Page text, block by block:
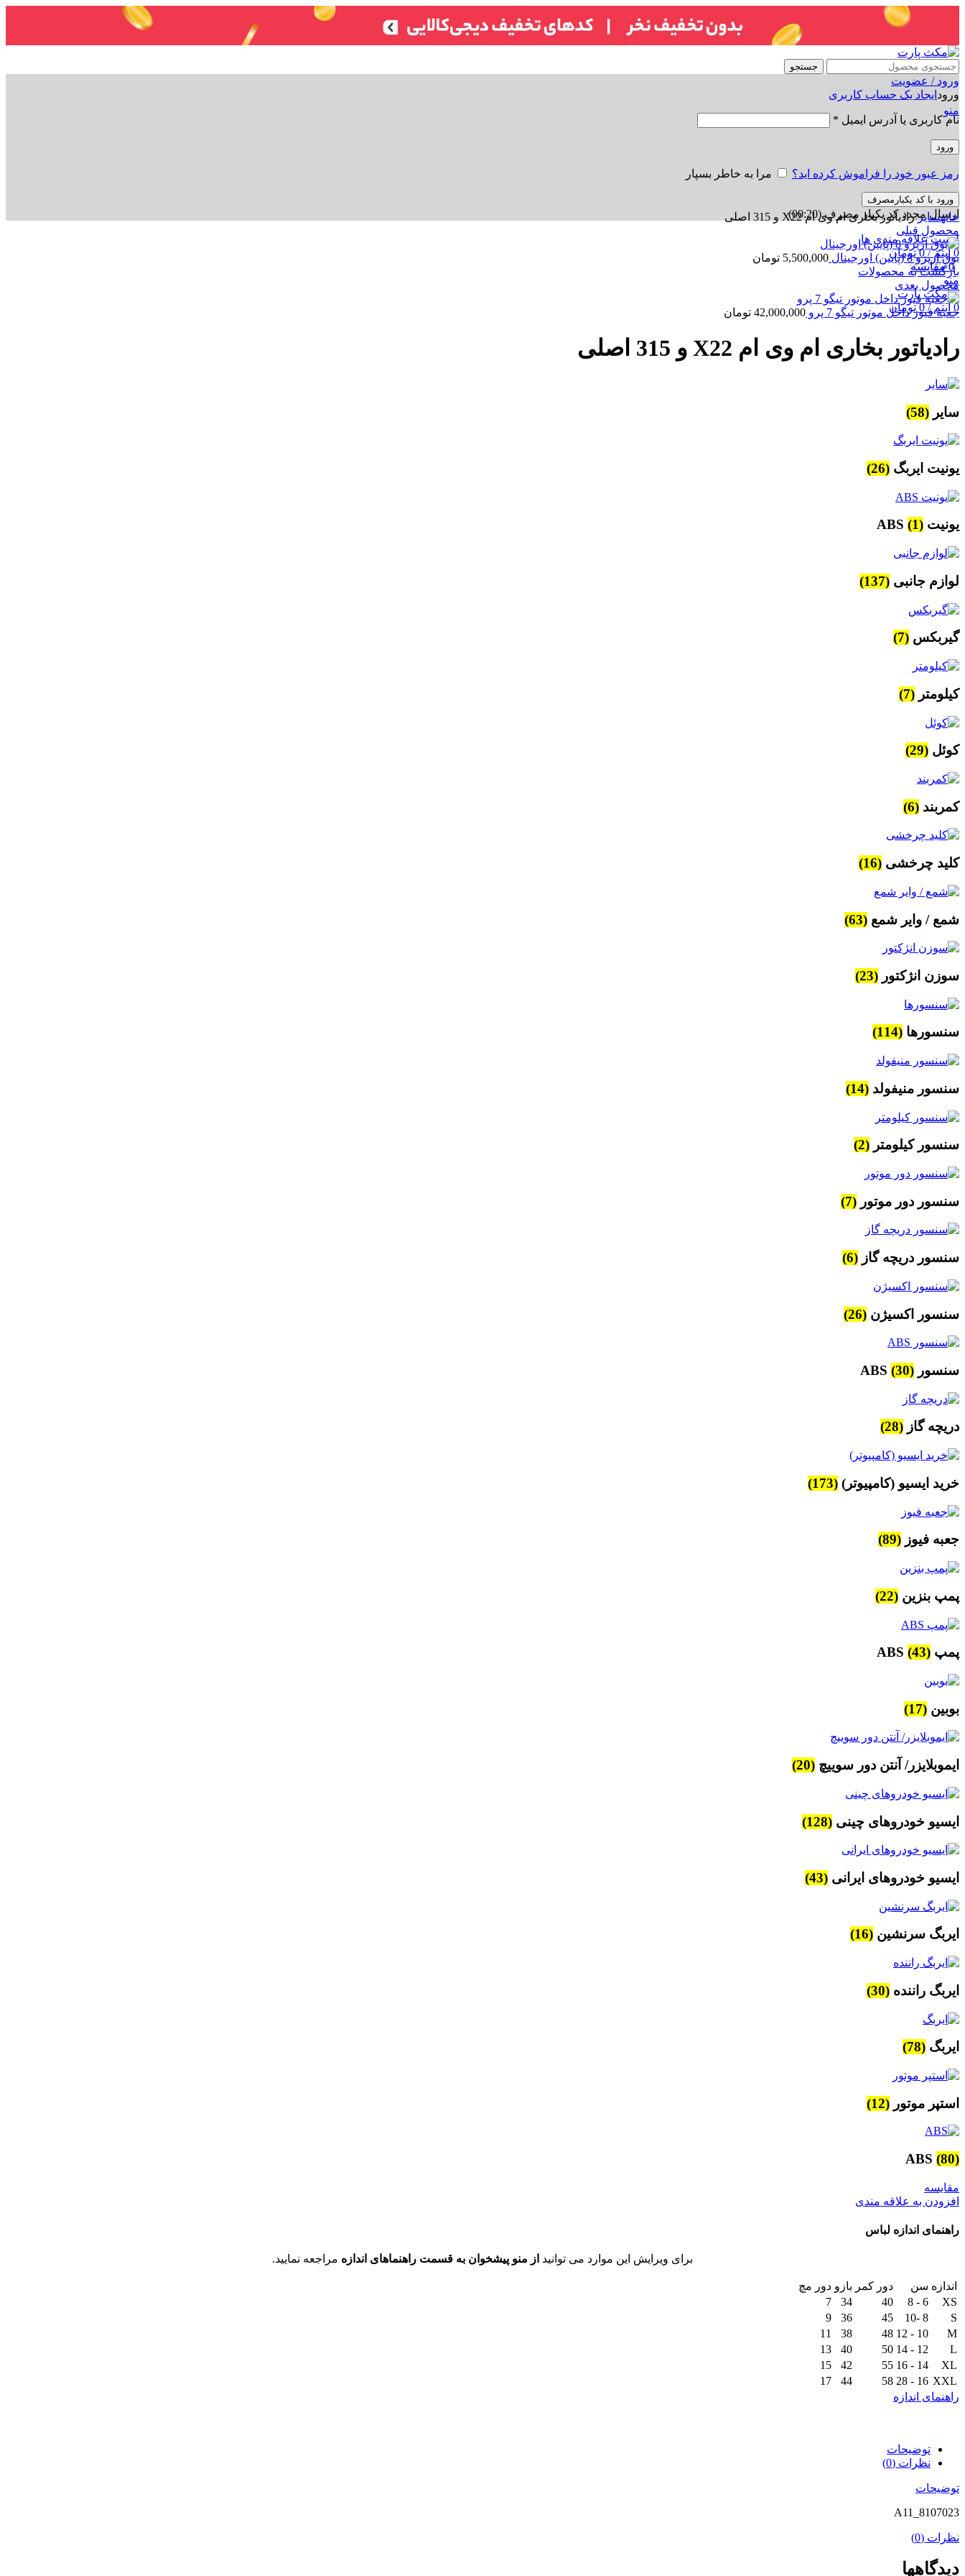
جستجو
ورود / عضویت
ورود ایجاد یک حساب کاربری
نام کاربری یا آدرس ایمیل *
ورود
رمز عبور خود را فراموش کرده اید؟ مرا به خاطر بسپار
ورود با کد یکبارمصرف
ارسال مجدد کد یکبار مصرف(00:
20
)
لیست علاقه مندی ها
0 آیتم /
0 تومان
0 مقایسه
منو
0 آیتم /
0 تومان
منو
برای بزرگنمایی کلیک کنید
خانهسایررادیاتور بخاری ام وی ام X22 و 315 اصلی
محصول قبلی
بوق آریزو 8 (پایین) اورجینال 5,500,000 تومان
بازگشت به محصولات
محصول بعدی
جعبه فیوز داخل موتور تیگو 7 پرو 42,000,000 تومان
رادیاتور بخاری ام وی ام X22 و 315 اصلی
سایر (58)
یونیت ایربگ (26)
یونیت ABS (1)
لوازم جانبی (137)
گیربکس (7)
کیلومتر (7)
کوئل (29)
کمربند (6)
کلید چرخشی (16)
شمع / وایر شمع (63)
سوزن انژکتور (23)
سنسورها (114)
سنسور منیفولد (14)
سنسور کیلومتر (2)
سنسور دور موتور (7)
سنسور دریچه گاز (6)
سنسور اکسیژن (26)
سنسور ABS (30)
دریچه گاز (28)
خرید ایسیو (کامپیوتر) (173)
جعبه فیوز (89)
پمپ بنزین (22)
پمپ ABS (43)
بوبین (17)
ایموبلایزر/ آنتن دور سوییچ (20)
ایسیو خودروهای چینی (128)
ایسیو خودروهای ایرانی (43)
ایربگ سرنشین (16)
ایربگ راننده (30)
ایربگ (78)
استپر موتور (12)
ABS (80)
مقایسه
افزودن به علاقه مندی
راهنمای اندازه لباس
برای ویرایش این موارد می توانید از منو پیشخوان به قسمت راهنماهای اندازه مراجعه نمایید.
اندازه سن دور کمر بازو دور مچ
XS
6 - 8
40
34
7
S
8 -10
45
36
9
M
10 - 12
48
38
11
L
12 - 14
50
40
13
XL
14 - 16
55
42
15
XXL
16 - 28
58
44
17
راهنمای اندازه
توضیحات
نظرات (0)
توضیحات
A11_8107023
نظرات (0)
دیدگاهها